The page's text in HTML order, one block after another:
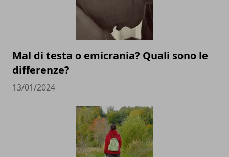
Mal di testa o emicrania? Quali sono le
differenze?
13/01/2024